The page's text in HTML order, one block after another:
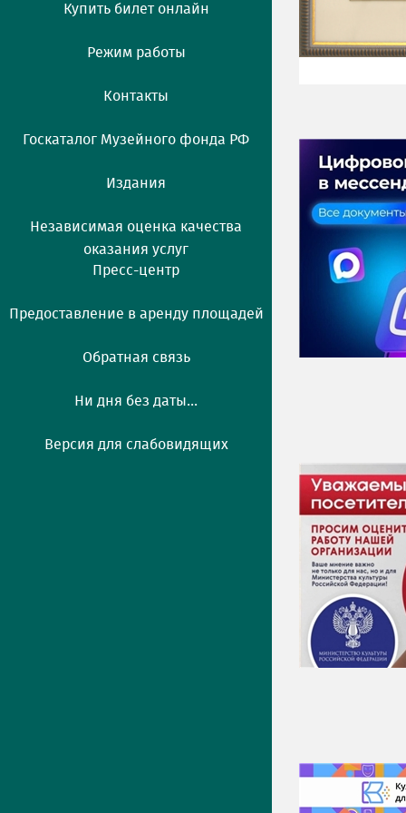
Купить билет онлайн
Режим работы
Контакты
Госкаталог Музейного фонда РФ
Издания
Независимая оценка качества
оказания услуг
Пресс-центр
Предоставление в аренду площадей
Обратная связь
Ни дня без даты...
Версия для слабовидящих